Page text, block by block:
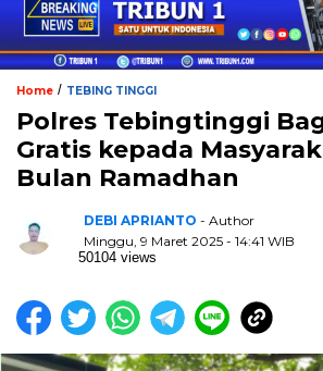
Home / TEBING TINGGI
Polres Tebingtinggi
Gratis kepada
Bulan Ramadhan
DEBI APRIANTO - Author
Minggu, 9 Maret 2025 - 14:41 WIB
50104 views